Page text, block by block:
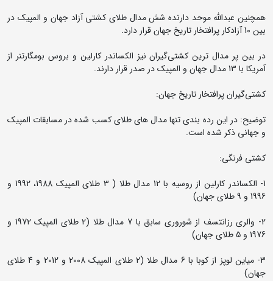
همچنین عبدالله موحد دارنده شش مدال طلای کشتی آزاد جهان و المپیک در
بین 10 آزادکار پرافتخار تاریخ جهان قرار دارد.
در بین پر مدال ترین کشتی‌گیران نیز الکساندر کارلین و بروس بومگارتنر از
آمریکا با 13 مدال جهان و المپیک در صدر قرار دارند.
کشتی‌گیران پرافتخار تاریخ جهان:
توضیح: در این رده بندی تنها مدال های طلای کسب شده در مسابقات المپیک
و جهانی ذکر شده است.
کشتی فرنگی:
1- الکساندر کارلین از روسیه با 12 مدال طلا ( 3 طلای المپیک 1988، 1992 و
1996 و 9 طلای جهان)
2- والری رزانتسف از شوروری سابق با 7 مدال طلا (2 طلای المپیک 1972 و
1976 و 5 طلای جهان)
3- میاین لوپز از کوبا با 6 مدال طلا (2 طلای المپیک 2008 و 2012 و 4 طلای
جهان)